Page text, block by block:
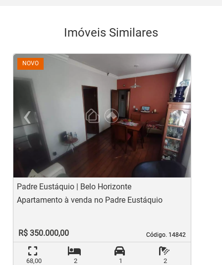
Imóveis Similares
NOVO
‹
Previous
›
Padre Eustáquio | Belo Horizonte
Código. 14842
Código. 14842
Apartamento à venda no Padre Eustáquio
R$ 350.000,00
68,00
2
1
2